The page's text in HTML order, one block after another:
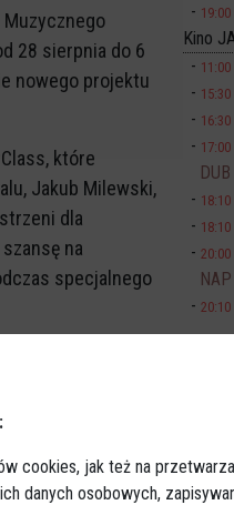
Muzycznego
28 sierpnia do 6
nowego projektu
które
Jakub Milewski,
dla
na
specjalnego
w wieku od
w lekcjach
19:00
Kino
11:00
15:30
16:30
17:00
DUB
18:10
18:10
20:00
NAP
20:10
cookies, jak też na
danych osobowych,